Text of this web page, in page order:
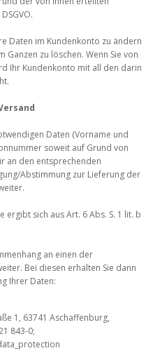
Daten im Kundenkonto zu ändern
Ganzen zu löschen. Wenn Sie von
Ihr Kundenkonto mit all den darin
Daten (Vorname und
soweit auf Grund von
an den entsprechenden
Abstimmung zur Lieferung der
ergibt sich aus Art. 6 Abs. S. 1 lit. b
an einen der
Bei diesen erhalten Sie dann
Ihrer Daten:
1, 63741 Aschaffenburg,
843-0;